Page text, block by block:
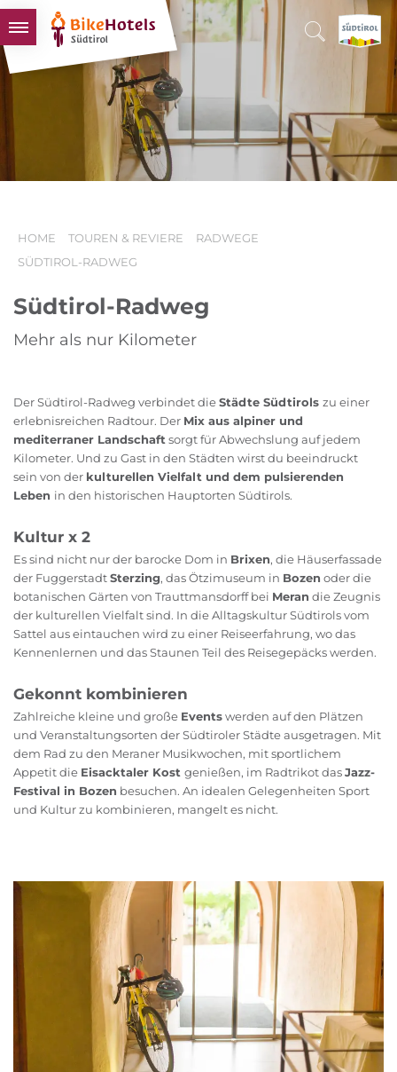
BIKEHOTELS
HOTELS & PAKETE
TOUREN & REVIERE
SÜDTIROL & WIR
HOME TOUREN & REVIERE
RADWEGE
SÜDTIROL-RADWEG
Südtirol-Radweg
Mehr als nur Kilometer
Der Südtirol-Radweg verbindet dieStädte Südtirols zu einer
erlebnisreichen Radtour. Der Mix aus alpiner und
mediterraner Landschaft sorgt für Abwechslung auf jedem
Kilometer. Und zu Gast in den Städten wirst du beeindruckt
sein von der kulturellen Vielfalt und dem pulsierenden
Leben in den historischen Hauptorten Südtirols.
Kultur x 2
Es sind nicht nur der barocke Dom in Brixen, die Häuserfassade
der FuggerstadtSterzing, das Ötzimuseum in Bozen oder die
botanischen Gärten von Trauttmansdorff bei Meran die Zeugnis
der kulturellen Vielfalt sind. In die Alltagskultur Südtirols vom
Sattel aus eintauchen wird zu einer Reiseerfahrung, wo das
Kennenlernen und das Staunen Teil des Reisegepäcks werden.
Gekonnt kombinieren
Zahlreiche kleine und große Eventswerden auf den Plätzen
und Veranstaltungsorten der Südtiroler Städte ausgetragen. Mit
dem Rad zu den Meraner Musikwochen, mit sportlichem
Appetit die Eisacktaler Kost genießen, im Radtrikot dasJazz-
Festival in Bozen besuchen. An idealen Gelegenheiten Sport
und Kultur zu kombinieren, mangelt es nicht.